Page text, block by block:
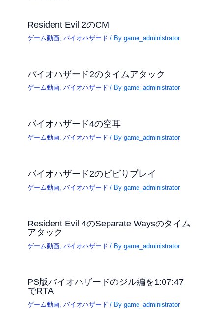
Resident Evil 2のCM
ゲーム動画 ,バイオハザード / Bygame_administrator
バイオハザード2のタイムアタック
ゲーム動画,バイオハザード / Bygame_administrator
バイオハザード4の空耳
ゲーム動画,バイオハザード / Bygame_administrator
バイオハザード2のビビりプレイ
ゲーム動画 ,バイオハザード / Bygame_administrator
Resident Evil 4のSeparate Waysのタイム
アタック
ゲーム動画 ,バイオハザード / Bygame_administrator
PS版バイオハザードのジル編を1:07:47
でRTA
ゲーム動画,バイオハザード / Bygame_administrator